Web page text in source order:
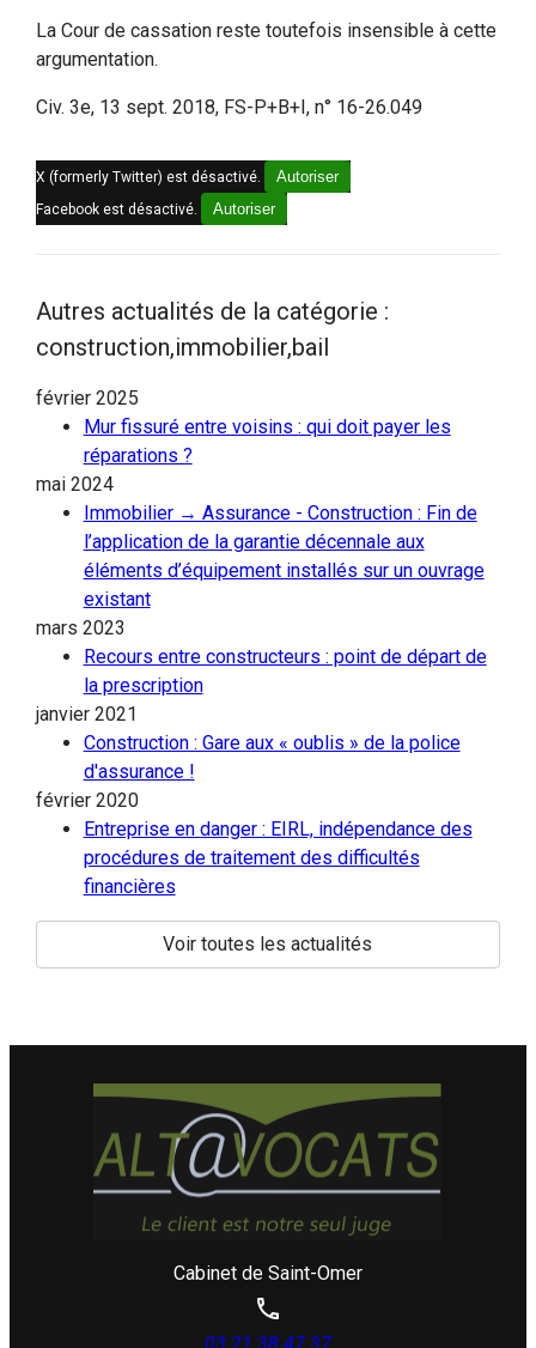
La Cour de cassation reste toutefois insensible à cette
argumentation.
Civ. 3e, 13 sept. 2018, FS-P+B+I, n° 16-26.049
X (formerly Twitter) est désactivé. Autoriser
Facebook est désactivé. Autoriser
Autres actualités de la catégorie :
construction,immobilier,bail
février 2025
Mur fissuré entre voisins : qui doit payer les
réparations ?
mai 2024
Immobilier → Assurance - Construction : Fin de
l’application de la garantie décennale aux
éléments d’équipement installés sur un ouvrage
existant
mars 2023
Recours entre constructeurs : point de départ de
la prescription
janvier 2021
Construction : Gare aux « oublis » de la police
d'assurance !
février 2020
Entreprise en danger : EIRL, indépendance des
procédures de traitement des difficultés
financières
Voir toutes les actualités
Cabinet de Saint-Omer